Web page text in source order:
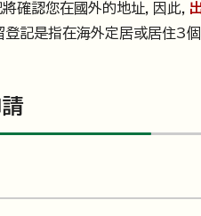
認您在國外的地址，因此，
登記是指在海外定居或居住3